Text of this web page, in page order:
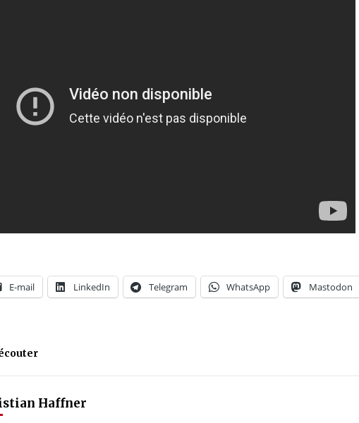
E-mail LinkedIn Telegram WhatsApp Mastodon
Haffner